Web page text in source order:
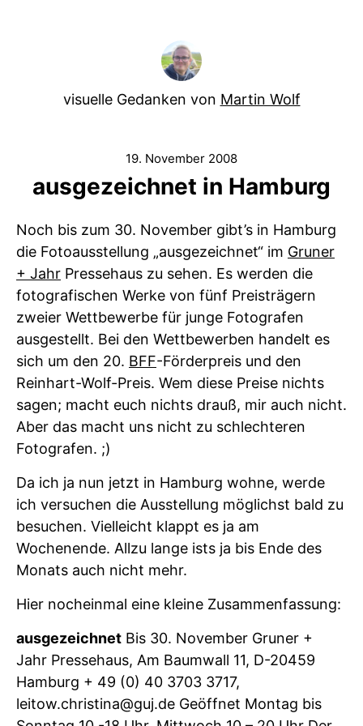
visuelle Gedanken von Martin Wolf
19. November 2008
ausgezeichnet in Hamburg
Noch bis zum 30. November gibt’s in Hamburg
die Fotoausstellung „ausgezeichnet“ im Gruner
+ Jahr Pressehaus zu sehen. Es werden die
fotografischen Werke von fünf Preisträgern
zweier Wettbewerbe für junge Fotografen
ausgestellt. Bei den Wettbewerben handelt es
sich um den 20. BFF-Förderpreis und den
Reinhart-Wolf-Preis. Wem diese Preise nichts
sagen; macht euch nichts drauß, mir auch nicht.
Aber das macht uns nicht zu schlechteren
Fotografen. ;)
Da ich ja nun jetzt in Hamburg wohne, werde
ich versuchen die Ausstellung möglichst bald zu
besuchen. Vielleicht klappt es ja am
Wochenende. Allzu lange ists ja bis Ende des
Monats auch nicht mehr.
Hier nocheinmal eine kleine Zusammenfassung:
ausgezeichnet Bis 30. November Gruner +
Jahr Pressehaus, Am Baumwall 11, D-20459
Hamburg + 49 (0) 40 3703 3717,
leitow.christina@guj.de Geöffnet Montag bis